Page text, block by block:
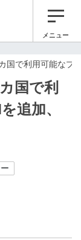
メニュー
国で利用可能なプ
国で利
追加、